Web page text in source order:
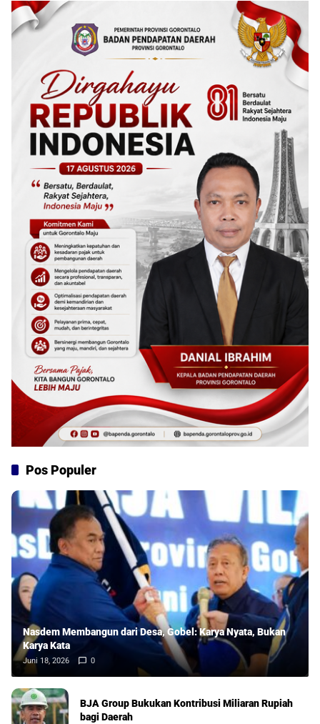
Pos Populer
Nasdem Membangun dari Desa, Gobel: Karya Nyata, Bukan
Karya Kata
Juni 18, 2026 0
BJA Group Bukukan Kontribusi Miliaran Rupiah
bagi Daerah